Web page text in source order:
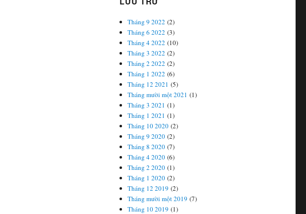
Tháng 9 2022 (2)
Tháng 6 2022 (3)
Tháng 4 2022 (10)
Tháng 3 2022 (2)
Tháng 2 2022 (2)
Tháng 1 2022 (6)
Tháng 12 2021 (5)
Tháng mười một 2021 (1)
Tháng 3 2021 (1)
Tháng 1 2021 (1)
Tháng 10 2020 (2)
Tháng 9 2020 (2)
Tháng 8 2020 (7)
Tháng 4 2020 (6)
Tháng 2 2020 (1)
Tháng 1 2020 (2)
Tháng 12 2019 (2)
Tháng mười một 2019 (7)
Tháng 10 2019 (1)